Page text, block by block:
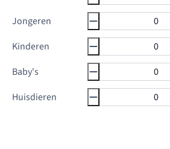
Jongeren
Kinderen
Baby's
Huisdieren